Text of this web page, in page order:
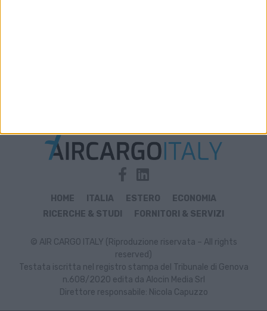
HOME ITALIA ESTERO
ECONOMIA
RICERCHE & STUDI
FORNITORI & SERVIZI
© AIR CARGO ITALY (Riproduzione riservata – All rights
reserved)
Testata iscritta nel registro stampa del Tribunale di Genova
n.608/2020 edita da Alocin Media Srl
Direttore responsabile: Nicola Capuzzo